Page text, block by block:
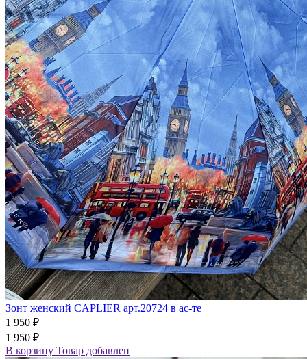
Зонт женский CAPLIER арт.20724 в ас-те
1 950 ₽
1 950 ₽
В корзину Товар добавлен